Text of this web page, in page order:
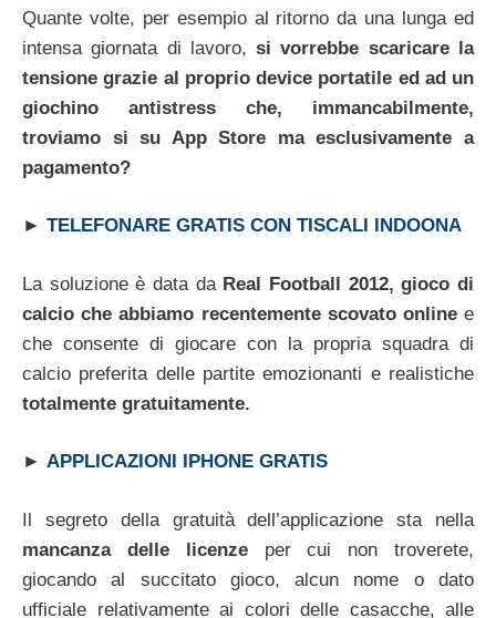
Quante volte, per esempio al ritorno da una lunga ed
intensa giornata di lavoro, si vorrebbe scaricare la
tensione grazie al proprio device portatile ed ad un
giochino antistress che, immancabilmente,
troviamo si su App Store ma esclusivamente a
pagamento?
► TELEFONARE GRATIS CON TISCALI INDOONA
La soluzione è data daReal Football 2012, gioco di
calcio che abbiamo recentemente scovato onlinee
che consente di giocare con la propria squadra di
calcio preferita delle partite emozionanti e realistiche
totalmente gratuitamente.
► APPLICAZIONI IPHONE GRATIS
Il segreto della gratuità dell’applicazione sta nella
mancanza delle licenzeper cui non troverete,
giocando al succitato gioco, alcun nome o dato
ufficiale relativamente ai colori delle casacche, alle